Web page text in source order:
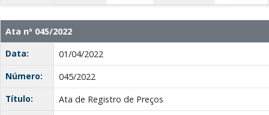
Ata nº 045/2022
Data:
01/04/2022
Número:
045/2022
Título:
Ata de Registro de Preços